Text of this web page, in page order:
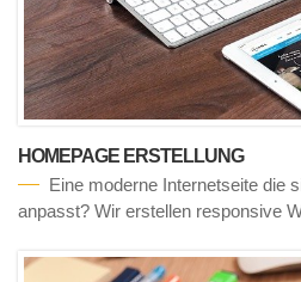
HOMEPAGE ERSTELLUNG
Eine moderne Internetseite die
anpasst? Wir erstellen responsive